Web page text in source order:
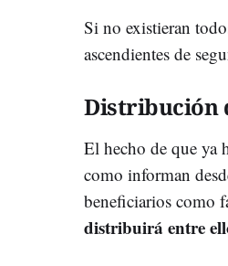
Si no existieran
ascendientes de
Distribución
El hecho de que ya
como informan
beneficiarios como
distribuirá entre